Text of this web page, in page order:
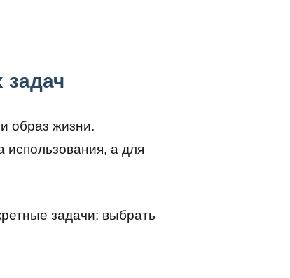
образ жизни.
использования, а для
задачи: выбрать